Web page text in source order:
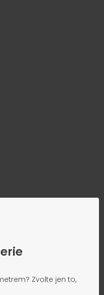
Zvolte jen to,